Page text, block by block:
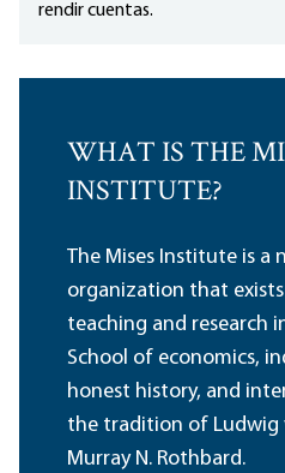
rendir cuentas.
WHAT IS THE
INSTITUTE?
The Mises Institute is a
organization that
teaching and research
School of economics,
honest history, and
the tradition of Ludwig
Murray N. Rothbard.